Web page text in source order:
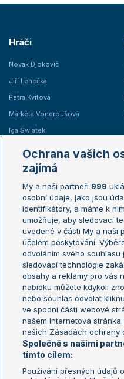
Hráči
Novak Djokovič
Jiří Lehečka
Petra Kvitová
Markéta Vondroušová
Iga Swiatek
Žebříčky
Žebříček ATP (muži)
Žebříček WTA (ženy)
Sázkařský žebříček
Aktualní trendy
Fotbalové přestupy
Livesport Daily
LS Prague Open
Ochrana vašich
zajímá
My a naši partneři 999
osobní údaje, jako jsou
identifikátory, a máme k
umožňuje, aby sledovací
uvedené v části My a naši
účelem poskytování.
odvoláním svého souhlasu
sledovací technologie
obsahy a reklamy pro vás
nabídku můžete kdykoli
nebo souhlas odvolat
ve spodní části webové
našem Internetová
našich Zásadách ochrany
Společně s našimi
tímto cílem:
Používání přesných údajů